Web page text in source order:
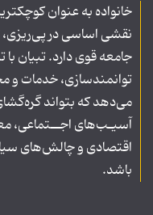
خانواده به عنوان
نقشی اساسی در
جامعه قوی دارد. تبیان
توانمندسازی، خدمات و
می‌دهد که بتواند
آسیـب‌های
اقتصادی و چالش‌های
باشد.